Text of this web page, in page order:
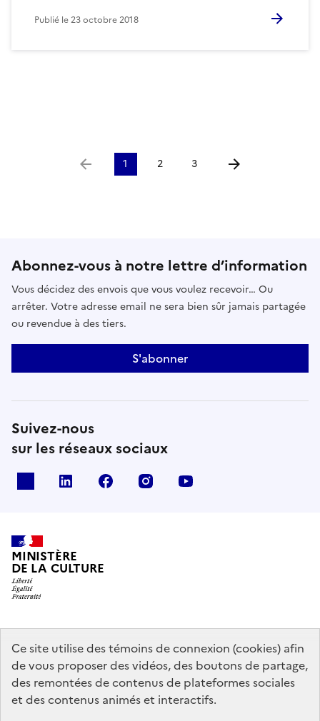
Ce site utilise des témoins de connexion (cookies) afin
de vous proposer des vidéos, des boutons de partage,
des remontées de contenus de plateformes sociales
et des contenus animés et interactifs.
Publié le23 octobre 2018
Aller à la page précédente
1 2 3 Aller à la page
Abonnez-vous à notre lettre d’information
Vous décidez des envois que vous voulez recevoir… Ou
arrêter. Votre adresse email ne sera bien sûr jamais partagée
ou revendue à des tiers.
S'abonner
Suivez-nous
sur les réseaux sociaux
linkedin facebook instagram
MINISTÈRE
DE LA CULTURE
data.gouv.fr legifrance.gouv.fr
info.gouv.fr
service-public.gouv.fr